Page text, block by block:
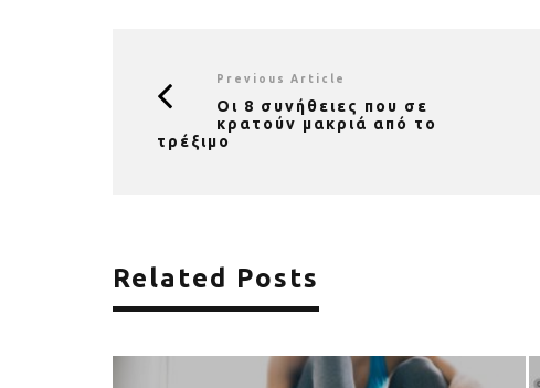
Previous Article
Οι 8 συνήθειες που σε
κρατούν μακριά από το
τρέξιμο
Related Posts